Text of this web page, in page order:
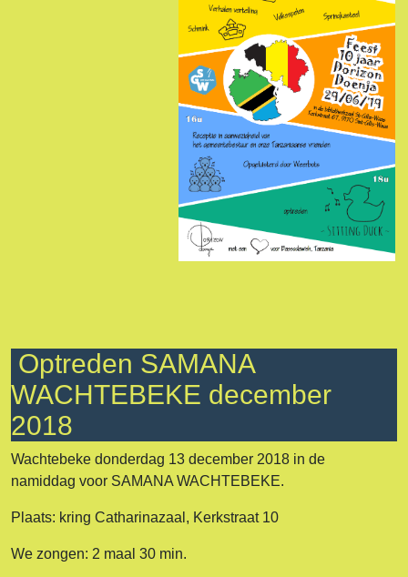
Optreden SAMANA
WACHTEBEKE december
2018
Wachtebeke donderdag 13 december 2018 in de
namiddag voor SAMANA WACHTEBEKE.
Plaats: kring Catharinazaal, Kerkstraat 10
We zongen: 2 maal 30 min.